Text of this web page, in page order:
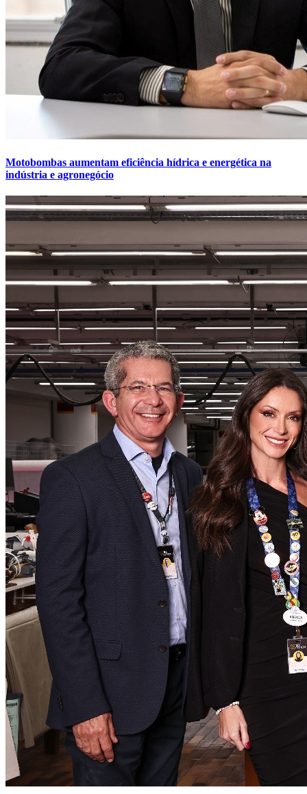
Motobombas aumentam eficiência hídrica e energética na
indústria e agronegócio